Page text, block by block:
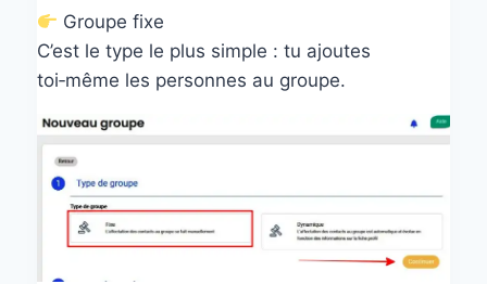
Groupe fixe
C’est le type le plus simple : tu ajoutes
toi‑même les personnes au groupe.